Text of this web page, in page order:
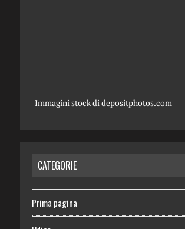
Immagini stock di depositphotos.com
CATEGORIE
Prima pagina